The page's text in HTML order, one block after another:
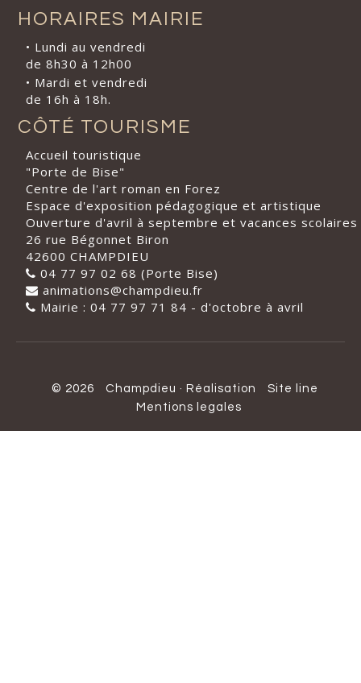
HORAIRES MAIRIE
• Lundi au vendredi
de 8h30 à 12h00
• Mardi et vendredi
de 16h à 18h.
CÔTÉ TOURISME
Accueil touristique
"Porte de Bise"
Centre de l'art roman en Forez
Espace d'exposition pédagogique et artistique
Ouverture d'avril à septembre et vacances scolaires
26 rue Bégonnet Biron
42600 CHAMPDIEU
04 77 97 02 68 (Porte Bise)
animations@champdieu.fr
Mairie : 04 77 97 71 84 - d'octobre à avril
© 2026 Champdieu · Réalisation
Site line
Mentions legales